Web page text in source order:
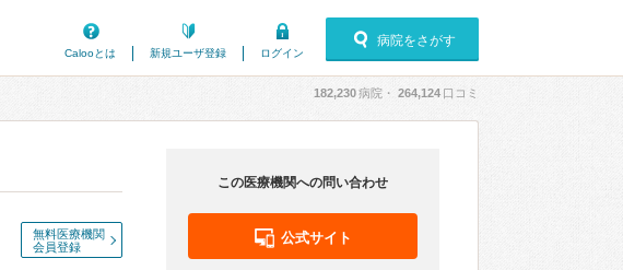
Calooとは
新規ユーザ登録 ログイン
病院をさがす
182,230病院・ 264,124 口コミ
無料医療機関
会員登録
この医療機関への問い合わせ
公式サイト